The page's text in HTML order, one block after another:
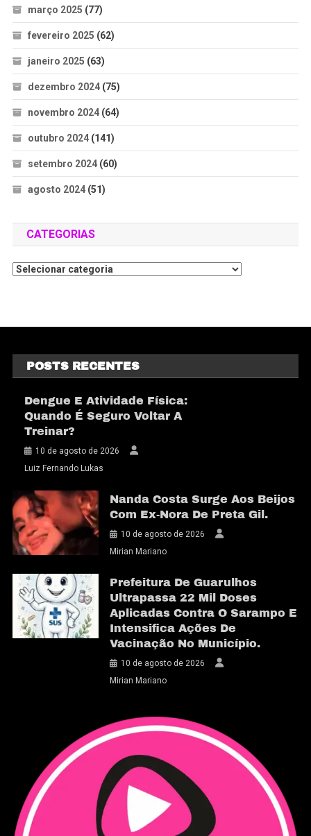
março 2025 (77)
fevereiro 2025 (62)
janeiro 2025 (63)
dezembro 2024(75)
novembro 2024(64)
outubro 2024(141)
setembro 2024(60)
agosto 2024(51)
CATEGORIAS
POSTS RECENTES
Dengue E Atividade Física:
Quando É Seguro Voltar A
Treinar?
10 de agosto de 2026
Luiz Fernando Lukas
Nanda Costa Surge Aos Beijos
Com Ex-Nora De Preta Gil.
10 de agosto de 2026
Mirian Mariano
Prefeitura De Guarulhos
Ultrapassa 22 Mil Doses
Aplicadas Contra O Sarampo E
Intensifica Ações De
Vacinação No Município.
10 de agosto de 2026
Mirian Mariano